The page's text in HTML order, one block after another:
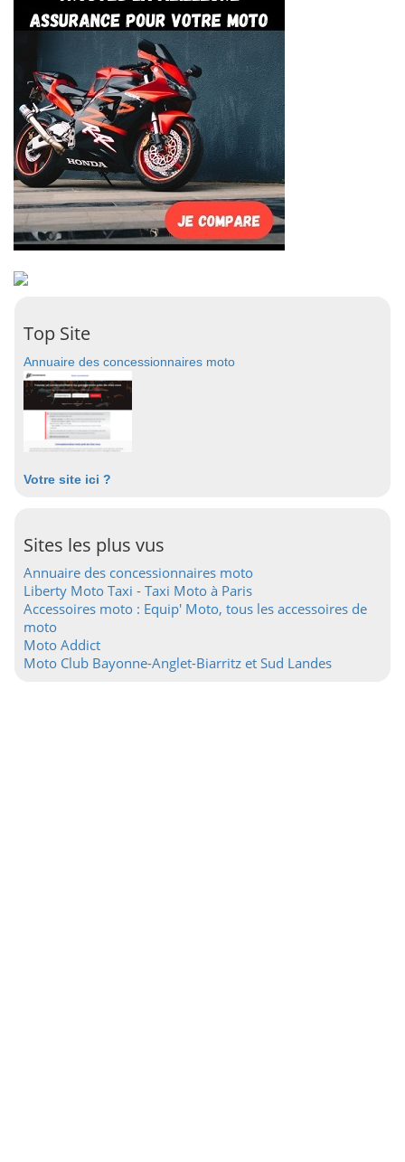
Top Site
Annuaire des concessionnaires moto
Votre site ici ?
Sites les plus vus
Annuaire des concessionnaires moto
Liberty Moto Taxi - Taxi Moto à Paris
Accessoires moto : Equip' Moto, tous les accessoires de
moto
Moto Addict
Moto Club Bayonne-Anglet-Biarritz et Sud Landes